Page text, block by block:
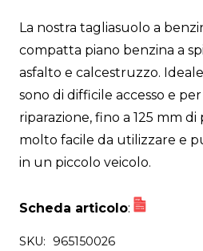
La nostra tagliasuolo a
compatta piano benzina a
asfalto e calcestruzzo.
sono di difficile accesso e
riparazione, fino a 125 mm
molto facile da utilizzare e
in un piccolo veicolo.
Scheda articolo:
SKU: 965150026